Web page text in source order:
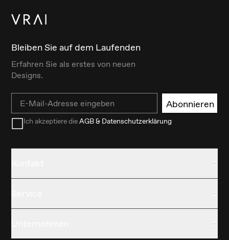
Bleiben Sie auf dem Laufenden
Erfahren Sie als erstes von neuen
Designs.
Email Abonnieren
Ich akzeptiere dieAGB & Datenschutzerklärung